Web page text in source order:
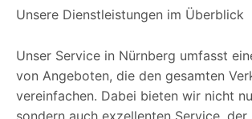
Unsere Dienstleistungen im Überblick
Unser Service in Nürnberg umfasst
von Angeboten, die den gesamten
vereinfachen. Dabei bieten wir nicht
sondern auch exzellenten Service, der